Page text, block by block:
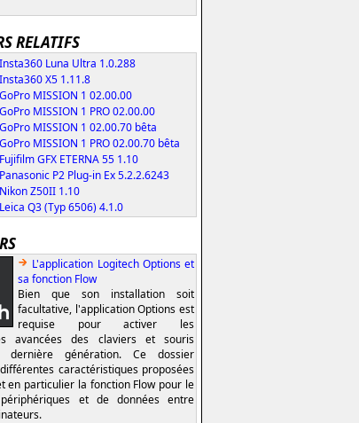
RELATIFS
Insta360 Luna Ultra 1.0.288
Insta360 X5 1.11.8
GoPro MISSION 1 02.00.00
GoPro MISSION 1 PRO 02.00.00
GoPro MISSION 1 02.00.70 bêta
GoPro MISSION 1 PRO 02.00.70 bêta
Fujifilm GFX ETERNA 55 1.10
Panasonic P2 Plug-in Ex 5.2.2.6243
Nikon Z50II 1.10
Leica Q3 (Typ 6506) 4.1.0
L'application Logitech Options et
sa fonction Flow
Bien que son installation soit
facultative, l'application Options est
requise pour activer les
avancées des claviers et souris
dernière génération. Ce dossier
caractéristiques proposées
en particulier la fonction Flow pour le
et de données entre